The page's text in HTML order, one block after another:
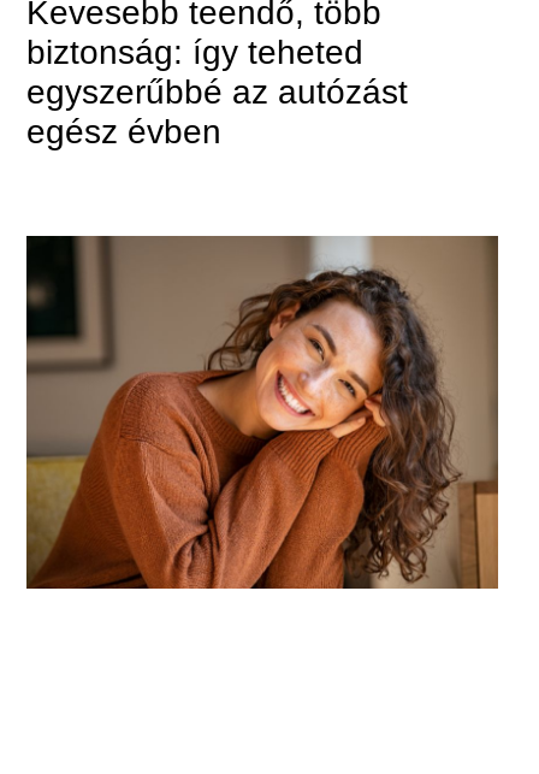
Kevesebb teendő, több
biztonság: így teheted
egyszerűbbé az autózást
egész évben